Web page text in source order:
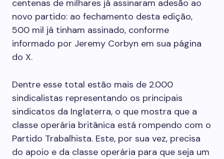
centenas de milhares já assinaram adesão ao
novo partido: ao fechamento desta edição,
500 mil já tinham assinado, conforme
informado por Jeremy Corbyn em sua página
do X.
Dentre esse total estão mais de 2.000
sindicalistas representando os principais
sindicatos da Inglaterra, o que mostra que a
classe operária britânica está rompendo com o
Partido Trabalhista. Este, por sua vez, precisa
do apoio e da classe operária para que seja um